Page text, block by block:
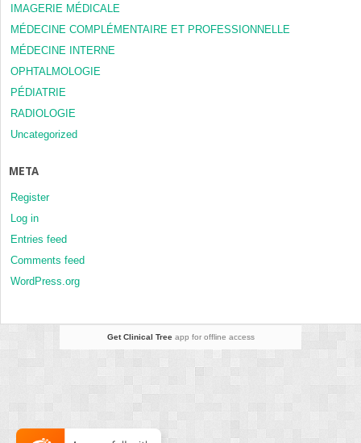
IMAGERIE MÉDICALE
MÉDECINE COMPLÉMENTAIRE ET PROFESSIONNELLE
MÉDECINE INTERNE
OPHTALMOLOGIE
PÉDIATRIE
RADIOLOGIE
Uncategorized
META
Register
Log in
Entries feed
Comments feed
WordPress.org
Get Clinical Treeapp for offline access